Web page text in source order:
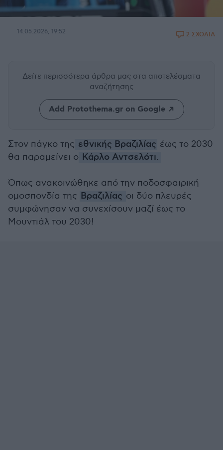
14.05.2026, 19:52 2 ΣΧΟΛΙΑ
Δείτε περισσότερα άρθρα μας στα αποτελέσματα
αναζήτησης
Add Protothema.gr on Google
Στον πάγκο της εθνικής Βραζιλίας έως το 2030
θα παραμείνει ο Κάρλο Αντσελότι.
Όπως ανακοινώθηκε από την ποδοσφαιρική
ομοσπονδία της Βραζιλίας οι δύο πλευρές
συμφώνησαν να συνεχίσουν μαζί έως το
Μουντιάλ του 2030!